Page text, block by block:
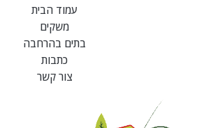
עמוד הבית
משקים
בתים בהרחבה
כתבות
צור קשר